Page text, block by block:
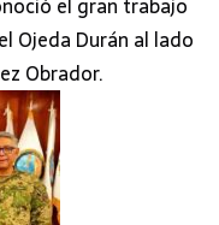
Ojeda Durán al lado
Obrador.